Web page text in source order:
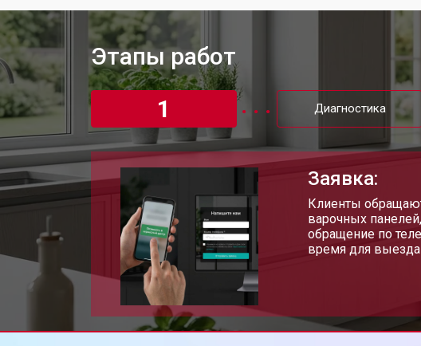
Замена таймера кухонной плиты Aeg
Замена термостата
Ремонт электропроводки
Замена лампы подсветки
Ремонт чугунной конфорки
Этапы работ
1
Диагностика
Заявка:
Клиенты
варочных
обращение по
время для выезда